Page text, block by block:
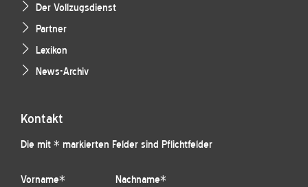
Der Vollzugsdienst
Partner
Lexikon
News-Archiv
Kontakt
Die mit * markierten Felder sind Pflichtfelder
Vorname* Nachname*